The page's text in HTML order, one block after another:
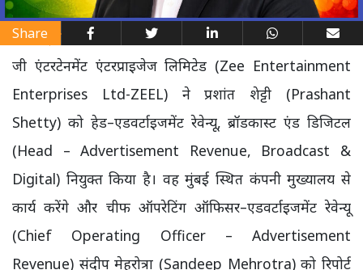
Share
जी एंटरटेनमेंट एंटरप्राइजेज लिमिटेड (Zee Entertainment
Enterprises Ltd-ZEEL) ने प्रशांत शेट्टी (Prashant
Shetty) को हेड–एडवर्टाइजमेंट रेवेन्यू, ब्रॉडकास्ट एंड डिजिटल
(Head – Advertisement Revenue, Broadcast &
Digital) नियुक्त किया है। वह मुंबई स्थित कंपनी मुख्यालय से
कार्य करेंगे और चीफ ऑपरेटिंग ऑफिसर–एडवर्टाइजमेंट रेवेन्यू
(Chief Operating Officer – Advertisement
Revenue) संदीप मेहरोत्रा (Sandeep Mehrotra) को रिपोर्ट